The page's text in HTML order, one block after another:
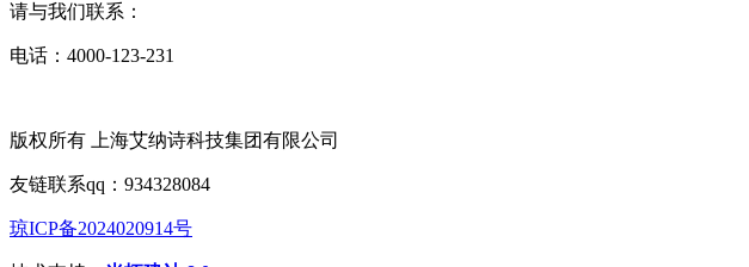
请与我们联系：
电话：4000-123-231
版权所有 上海艾纳诗科技集团有限公司
友链联系qq：934328084
琼ICP备2024020914号